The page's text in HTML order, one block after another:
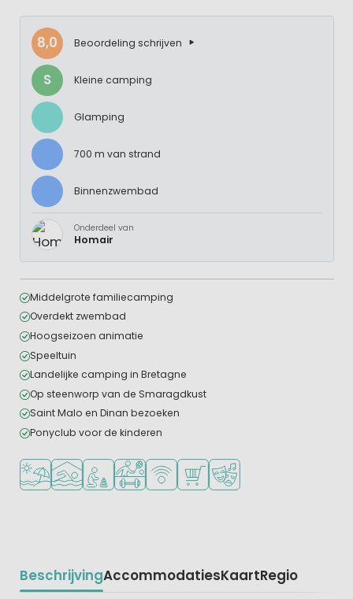
8,0 Beoordeling schrijven
S Kleine camping
Glamping
700 m van strand
Binnenzwembad
Onderdeel van
Homair
Middelgrote familiecamping
Overdekt zwembad
Hoogseizoen animatie
Speeltuin
Landelijke camping in Bretagne
Op steenworp van de Smaragdkust
Saint Malo en Dinan bezoeken
Ponyclub voor de kinderen
Ligt bij strand en zee
Overdekt zwembad
Aanbevolen voor jonge kinderen
Veel mogelijkheden om te sporten
WiFi beschikbaar
Campingwinkel/Supermarkt
Animatieprogramma
BeschrijvingAccommodatiesKaartRegio